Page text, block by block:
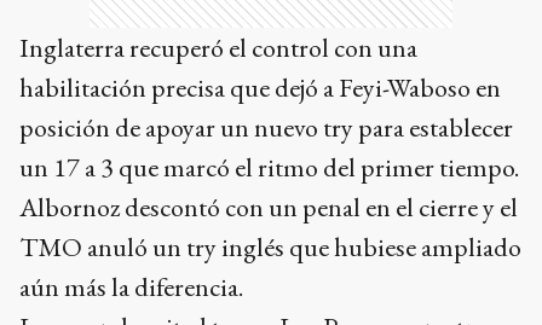
Inglaterra recuperó el control con una
habilitación precisa que dejó a Feyi-Waboso en
posición de apoyar un nuevo try para establecer
un 17 a 3 que marcó el ritmo del primer tiempo.
Albornoz descontó con un penal en el cierre y el
TMO anuló un try inglés que hubiese ampliado
aún más la diferencia.